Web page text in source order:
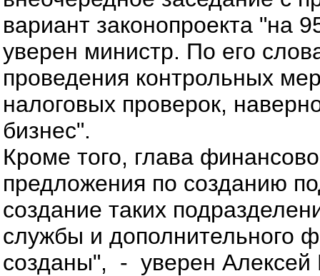
вариант законопроекта "на
уверен министр. По его
проведения контрольных
налоговых проверок,
бизнес".
Кроме того, глава
предложения по созданию
создание таких
службы и дополнительного
созданы", - уверен Алексей